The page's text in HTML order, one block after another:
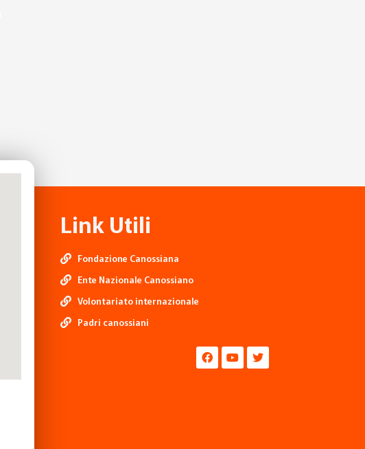
Link Utili
Fondazione Canossiana
Ente Nazionale Canossiano
Volontariato internazionale
Padri canossiani